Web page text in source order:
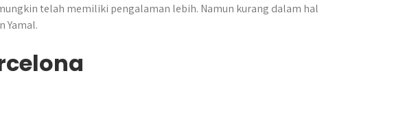
telah memiliki pengalaman lebih. Namun kurang dalam hal
Yamal.